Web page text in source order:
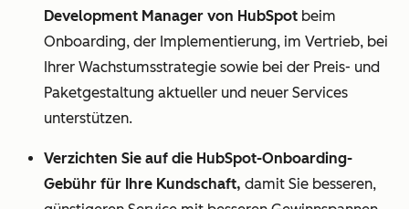
Development Manager von HubSpot beim
Onboarding, der Implementierung, im Vertrieb, bei
Ihrer Wachstumsstrategie sowie bei der Preis- und
Paketgestaltung aktueller und neuer Services
unterstützen.
Verzichten Sie auf die HubSpot-Onboarding-
Gebühr für Ihre Kundschaft, damit Sie besseren,